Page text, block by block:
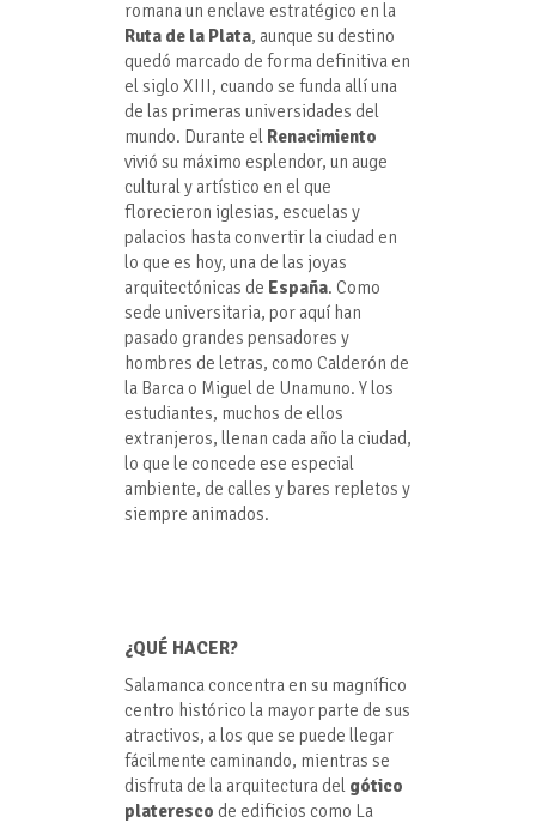
romana un enclave estratégico en la
Ruta de la Plata, aunque su destino
quedó marcado de forma definitiva en
el siglo XIII, cuando se funda allí una
de las primeras universidades del
mundo. Durante el Renacimiento
vivió su máximo esplendor, un auge
cultural y artístico en el que
florecieron iglesias, escuelas y
palacios hasta convertir la ciudad en
lo que es hoy, una de las joyas
arquitectónicas de España. Como
sede universitaria, por aquí han
pasado grandes pensadores y
hombres de letras, como Calderón de
la Barca o Miguel de Unamuno. Y los
estudiantes, muchos de ellos
extranjeros, llenan cada año la ciudad,
lo que le concede ese especial
ambiente, de calles y bares repletos y
siempre animados.
¿QUÉ HACER?
Salamanca concentra en su magnífico
centro histórico la mayor parte de sus
atractivos, a los que se puede llegar
fácilmente caminando, mientras se
disfruta de la arquitectura del gótico
plateresco de edificios como La